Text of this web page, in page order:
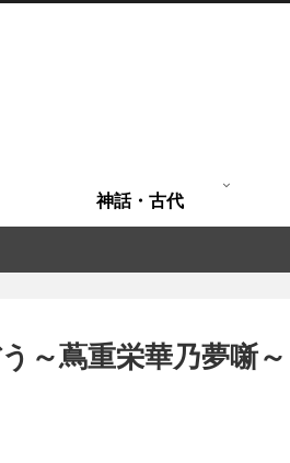
神話・古代
～蔦重栄華乃夢噺～